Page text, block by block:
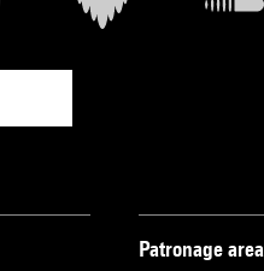
Patronage area